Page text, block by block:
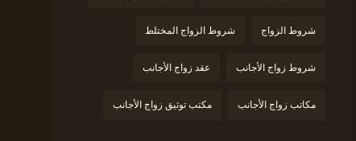
شروط الزواج شروط الزواج المختلط
شروط زواج الأجانب عقد زواج الأجانب
مكاتب زواج الأجانب مكتب توثيق زواج الأجانب